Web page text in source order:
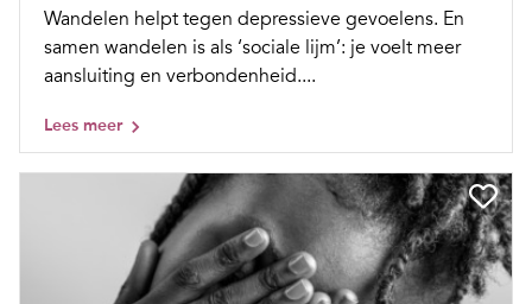
Wandelen helpt tegen depressieve gevoelens. En
samen wandelen is als ‘sociale lijm’: je voelt meer
aansluiting en verbondenheid....
Lees meer